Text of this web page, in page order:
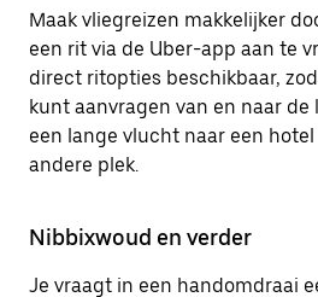
Maak vliegreizen makkelijker
een rit via de Uber-app aan te
direct ritopties beschikbaar,
kunt aanvragen van en naar de
een lange vlucht naar een hotel
andere plek.
Nibbixwoud en verder
Je vraagt in een handomdraai